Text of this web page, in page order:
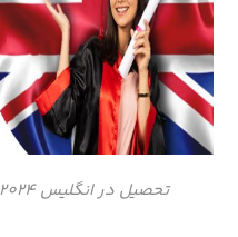
تحصیل در انگلیس 2024